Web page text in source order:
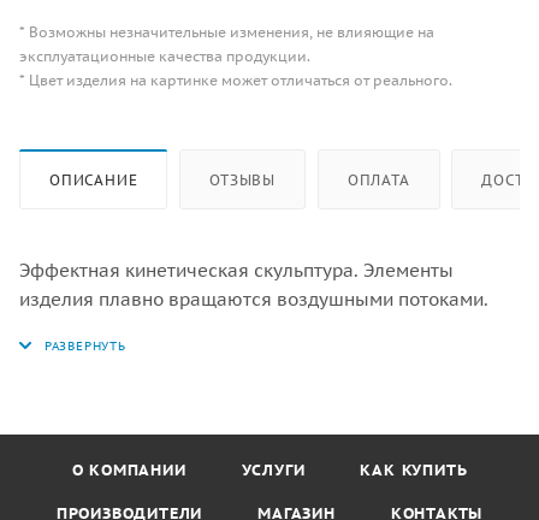
* Возможны незначительные изменения, не влияющие на
эксплуатационные качества продукции.
* Цвет изделия на картинке может отличаться от реального.
ОПИСАНИЕ ОТЗЫВЫ ОПЛАТА
Эффектная кинетическая скульптура. Элементы
изделия плавно вращаются воздушными потоками.
О КОМПАНИИ УСЛУГИ КАК КУПИТЬ
ПРОИЗВОДИТЕЛИ МАГАЗИН КОНТАКТЫ